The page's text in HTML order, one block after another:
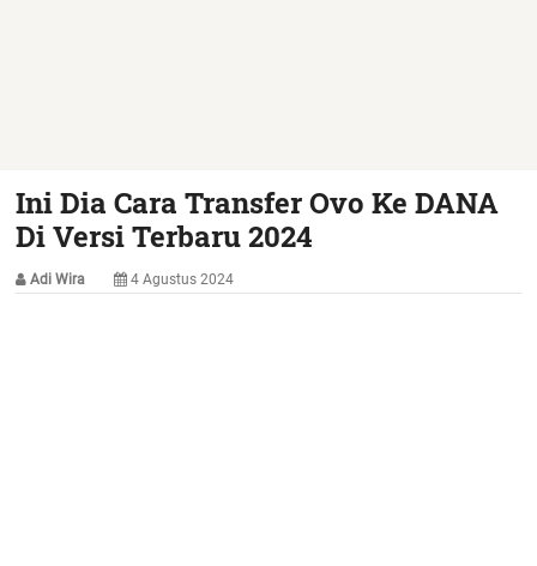
Ini Dia Cara Transfer Ovo Ke DANA
Di Versi Terbaru 2024
Adi Wira 4 Agustus 2024